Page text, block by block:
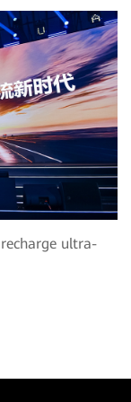
ultra-